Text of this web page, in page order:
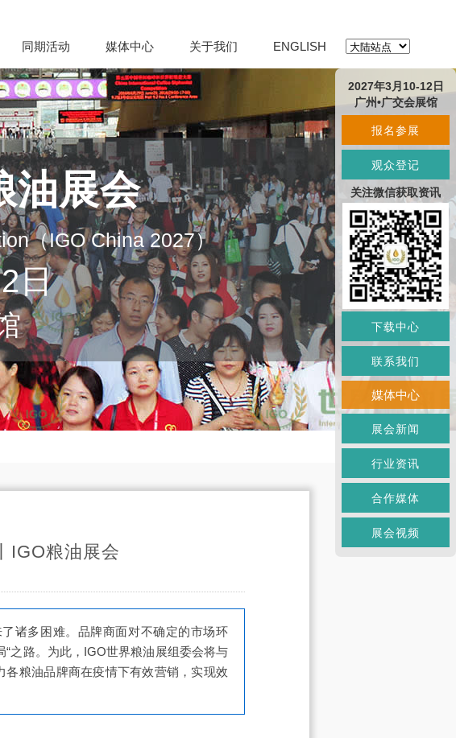
同期活动 媒体中心 关于我们 ENGLISH
油展会
（IGO China 2027）
日
IGO粮油展会
诸多困难。品牌商面对不确定的市场环
之路。为此，IGO世界粮油展组委会将与
粮油品牌商在疫情下有效营销，实现效
2027年3月10-12日
广州•广交会展馆
报名参展
观众登记
关注微信获取资讯
下载中心
联系我们
媒体中心
展会新闻
行业资讯
合作媒体
展会视频